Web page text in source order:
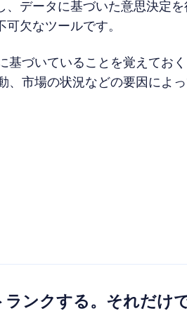
、データに基づいた意思決定
可欠なツールです。
基づいていることを覚えてお
、市場の状況などの要因によ
ンクする。それだけで